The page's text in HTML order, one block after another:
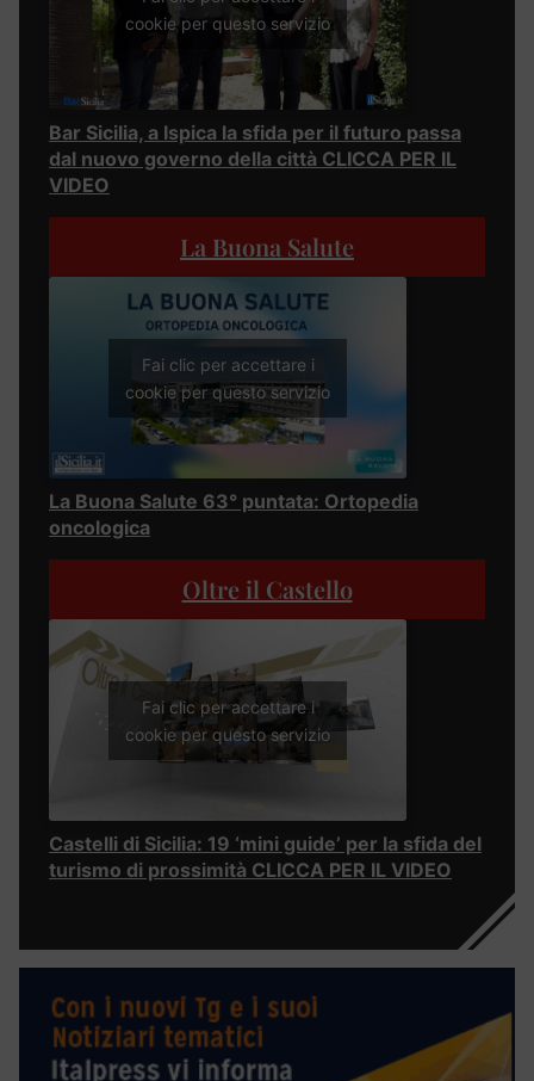
cookie per questo servizio
Bar Sicilia, a Ispica la sfida per il futuro passa
dal nuovo governo della città CLICCA PER IL
VIDEO
La Buona Salute
Fai clic per accettare i
cookie per questo servizio
La Buona Salute 63° puntata: Ortopedia
oncologica
Oltre il Castello
Fai clic per accettare i
cookie per questo servizio
Castelli di Sicilia: 19 ‘mini guide’ per la sfida del
turismo di prossimità CLICCA PER IL VIDEO